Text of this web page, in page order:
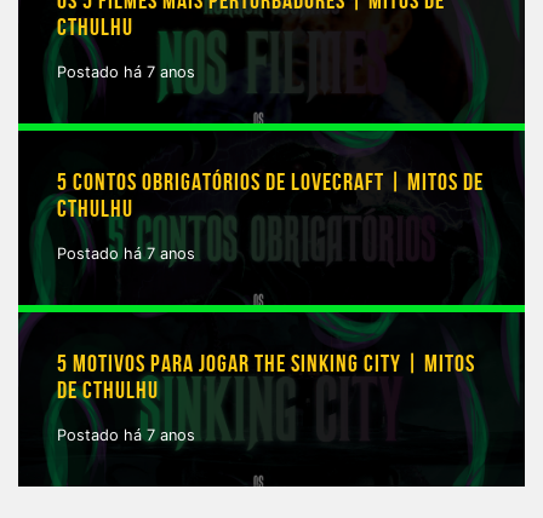
CTHULHU
Postado há 7 anos
5 CONTOS OBRIGATÓRIOS DE LOVECRAFT | MITOS DE
CTHULHU
Postado há 7 anos
5 MOTIVOS PARA JOGAR THE SINKING CITY | MITOS
DE CTHULHU
Postado há 7 anos